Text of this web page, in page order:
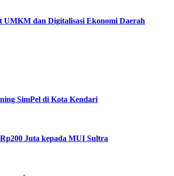
UMKM dan Digitalisasi Ekonomi Daerah
SimPel di Kota Kendari
Juta kepada MUI Sultra